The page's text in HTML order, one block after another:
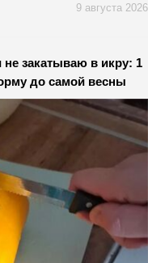
9 августа 2026
не закатываю в икру: 1
до самой весны